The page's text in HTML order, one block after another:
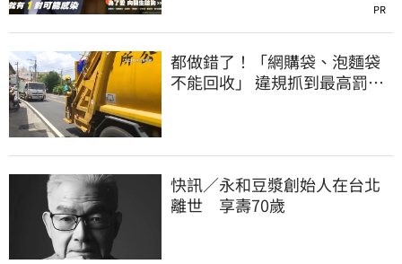
PR
都做錯了！「網購袋、泡麵袋
不能回收」 違規抓到最高罰
快訊／永和豆漿創始人在台北
離世 享壽70歲